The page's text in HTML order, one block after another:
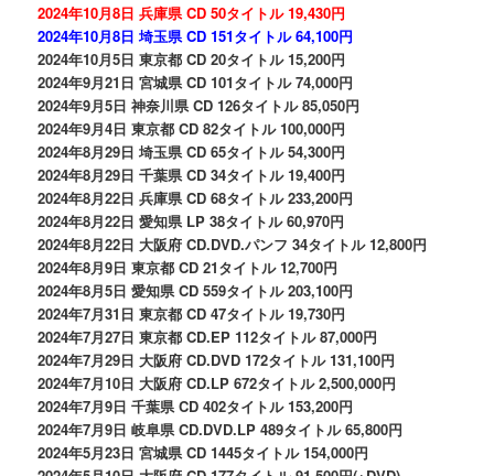
2024年10月8日 兵庫県 CD 50タイトル 19,430円
2024年10月8日 埼玉県 CD 151タイトル 64,100円
2024年10月5日 東京都 CD 20タイトル 15,200円
2024年9月21日 宮城県 CD 101タイトル 74,000円
2024年9月5日 神奈川県 CD 126タイトル 85,050円
2024年9月4日 東京都 CD 82タイトル 100,000円
2024年8月29日 埼玉県 CD 65タイトル 54,300円
2024年8月29日 千葉県 CD 34タイトル 19,400円
2024年8月22日 兵庫県 CD 68タイトル 233,200円
2024年8月22日 愛知県 LP 38タイトル 60,970円
2024年8月22日 大阪府 CD.DVD.パンフ 34タイトル 12,800円
2024年8月9日 東京都 CD 21タイトル 12,700円
2024年8月5日 愛知県 CD 559タイトル 203,100円
2024年7月31日 東京都 CD 47タイトル 19,730円
2024年7月27日 東京都 CD.EP 112タイトル 87,000円
2024年7月29日 大阪府 CD.DVD 172タイトル 131,100円
2024年7月10日 大阪府 CD.LP 672タイトル 2,500,000円
2024年7月9日 千葉県 CD 402タイトル 153,200円
2024年7月9日 岐阜県 CD.DVD.LP 489タイトル 65,800円
2024年5月23日 宮城県 CD 1445タイトル 154,000円